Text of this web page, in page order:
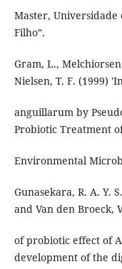
Master, Universidade
Filho”.
Gram, L.,
Nielsen, T. F. (1999)
anguillarum by
Probiotic Treatment
Environmental
Gunasekara, R. A. Y.
and Van den Broeck,
of probiotic effect of
development of the